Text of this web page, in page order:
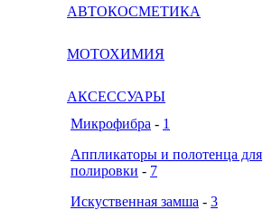
АВТОКОСМЕТИКА
МОТОХИМИЯ
АКСЕССУАРЫ
Микрофибра - 1
Аппликаторы и полотенца для
полировки - 7
Искуственная замша - 3